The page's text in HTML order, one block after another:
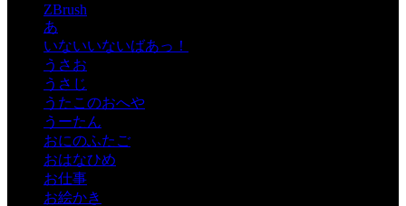
ZBrush
あ
いないいないばあっ！
うさお
うさじ
うたこのおへや
うーたん
おにのふたご
おはなひめ
お仕事
お絵かき